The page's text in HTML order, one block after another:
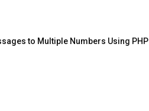
to Multiple Numbers Using PHP